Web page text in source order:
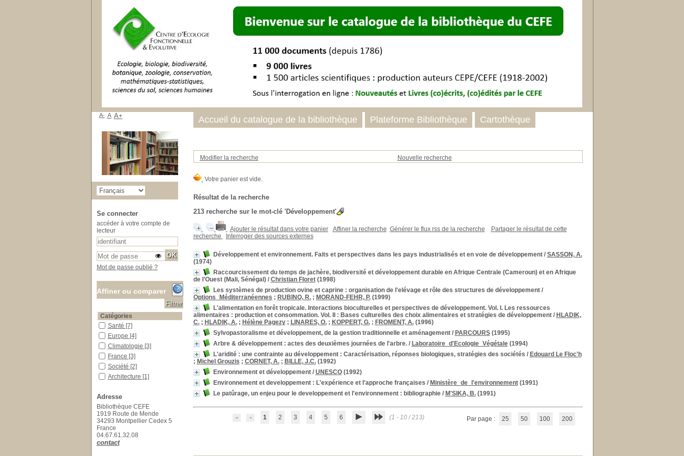
Modifier la recherche Nouvelle recherche
Résultat de la recherche
213recherche sur le mot-clé 'Développement'
Ajouter le résultat dans votre panier Affiner la recherche Générer le flux rss de la recherche
Partager le résultat de cette
recherche
Interroger des sources externes
Développement et environnement. Faits et perspectives dans les pays industrialisés et en voie de développement/ SASSON, A.
(1974)
Raccourcissement du temps de jachère, biodiversité et développement durable en Afrique Centrale (Cameroun) et en Afrique
de l'Ouest (Mali, Sénégal)/ Christian Floret(1998)
Les systèmes de production ovine et caprine : organisation de l'elévage et rôle des structures de développement/
Options_Méditerranéennes ; RUBINO, R.; MORAND-FEHR, P.(1999)
L'alimentation en forêt tropicale. Interactions bioculturelles et perspectives de développement. Vol. I. Les ressources
alimentaires : production et consommation. Vol. II : Bases culturelles des choix alimentaires et stratégies de développement/ HLADIK,
C.; HLADIK, A.; Hélène Pagezy; LINARES, O.; KOPPERT, G.; FROMENT, A.(1996)
Sylvopastoralisme et développement, de la gestion traditionnelle et aménagement/ PARCOURS(1995)
Arbre & développement : actes des deuxièmes journées de l'arbre./ Laboratoire_d'Ecologie_Végétale(1994)
L'aridité : une contrainte au développement : Caractérisation, réponses biologiques, stratégies des sociétés / Edouard Le Floc'h
; Michel Grouzis ; CORNET, A.; BILLE, J.C.(1992)
Environnement et développement/ UNESCO(1992)
Environnement et developpement : L'expérience et l'approche françaises / Ministère_de_l'environnement(1991)
Le patûrage, un enjeu pour le developpement et l'environnement : bibliographie/ M'SIKA, B.(1991)
1 2 3 4 5 6 (1 - 10 / 213) Par page : 25 50 100 200
Accueil du catalogue de la bibliothèque Plateforme Bibliothèque Cartothèque
A- A A+
Se connecter
accéder à votre compte de
lecteur
Mot de passe oublié ?
Affiner ou comparer
Catégories
SantéSanté [7]
EuropeEurope [4]
Climatologie
Climatologie [3]
FranceFrance [3]
Société
Société [2]
Architecture
Architecture [1]
TerreTerre
Localisation
Localisation inconnue
Localisation inconnue[1]
Salle des ouvrages
Salle des ouvrages
Salle des périodiques Le Houérou
Salle des périodiques Le
Houérou
Adresse
Bibliothèque CEFE
1919 Route de Mende
34293 Montpellier Cedex 5
France
04.67.61.32.08
contact